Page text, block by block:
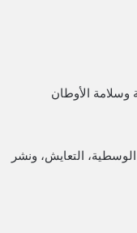
الأوطان
التعايش، ونشر